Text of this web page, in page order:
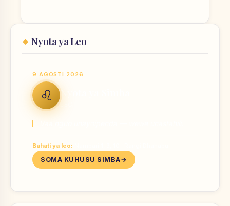
Nyota ya Leo
9 AGOSTI 2026
♌ Nyota ya Simba
LEO
Bahati ya leo:
SOMA KUHUSU SIMBA